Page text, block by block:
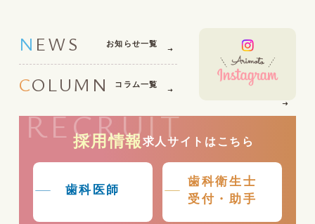
NEWS お知らせ一覧
COLUMN コラム一覧
RECRUIT
採用情報 求人サイトはこちら
歯科医師
歯科衛生士
受付・助手